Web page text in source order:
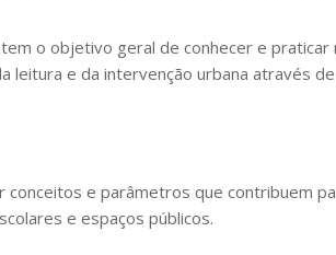
o objetivo geral de conhecer e
leitura e da intervenção urbana através
conceitos e parâmetros que contribuem
e espaços públicos.